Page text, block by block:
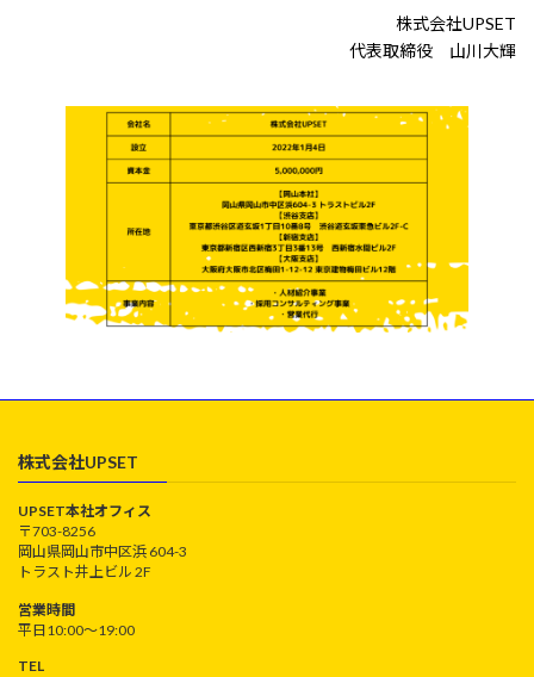
株式会社UPSET
代表取締役 山川大輝
株式会社UPSET
UPSET本社オフィス
〒703-8256
岡山県岡山市中区浜 604-3
トラスト井上ビル 2F
営業時間
平日10:00〜19:00
TEL